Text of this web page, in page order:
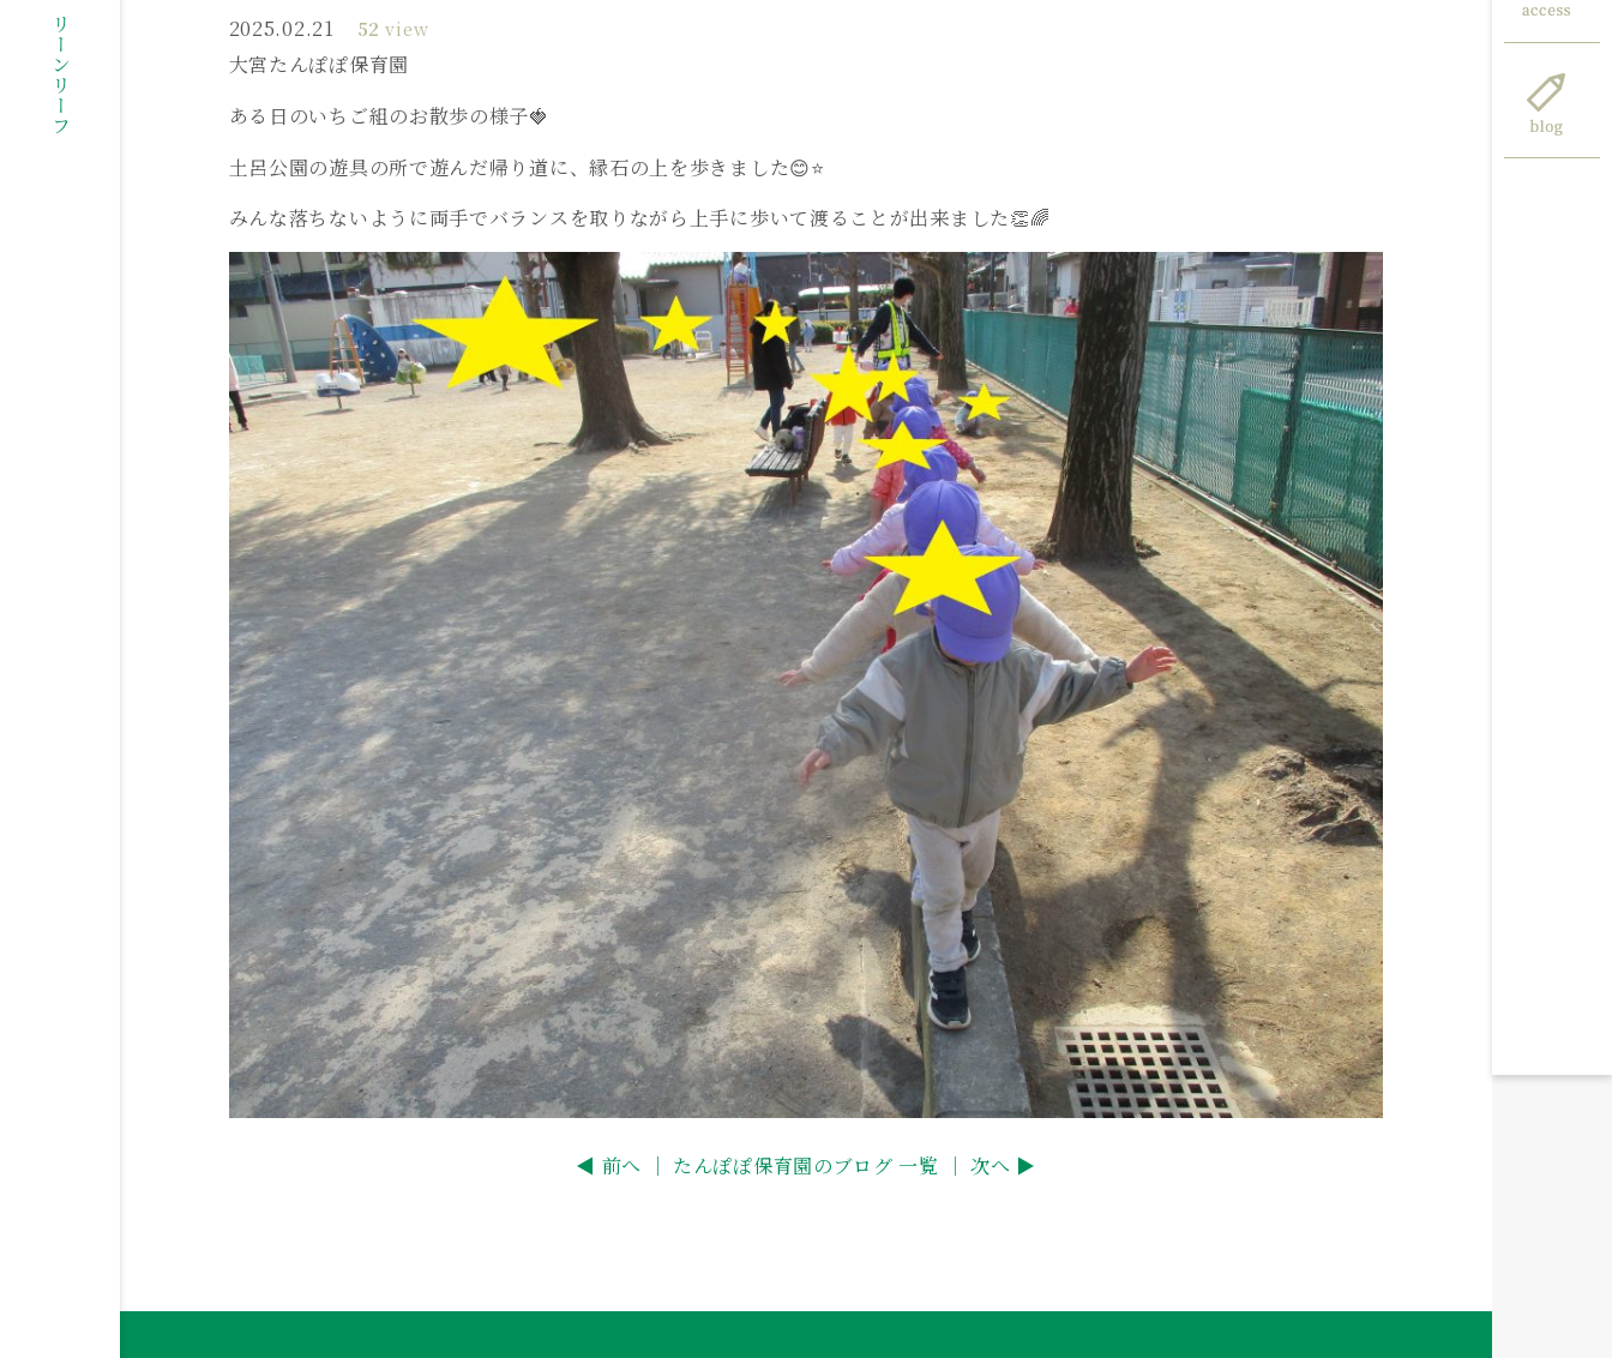
2025.02.21 52 view
大宮たんぽぽ保育園
ある日のいちご組のお散歩の様子🍓
土呂公園の遊具の所で遊んだ帰り道に、縁石の上を歩きました😊⭐
みんな落ちないように両手でバランスを取りながら上手に歩いて渡ることが出来ました👏🌈
◀ 前へ ｜ たんぽぽ保育園のブログ 一覧 ｜ 次へ ▶